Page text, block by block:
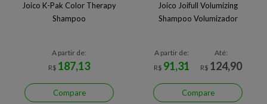
Joico K-Pak Color Therapy
Shampoo
A partir de:
R$ 187,13
Compare
Joico Joifull Volumizing
Shampoo Volumizador
A partir de:
R$ 91,31
Até:
R$ 124,90
Compare